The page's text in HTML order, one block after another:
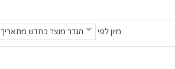
מיון לפי הגדר מוצר כחדש מתאריך